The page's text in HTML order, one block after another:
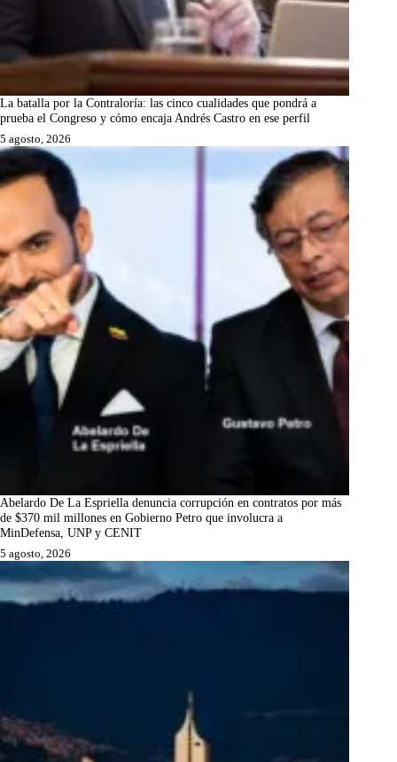
La batalla por la Contraloría: las cinco cualidades que pondrá a
prueba el Congreso y cómo encaja Andrés Castro en ese perfil
5 agosto, 2026
Abelardo De La Espriella denuncia corrupción en contratos por más
de $370 mil millones en Gobierno Petro que involucra a
MinDefensa, UNP y CENIT
5 agosto, 2026